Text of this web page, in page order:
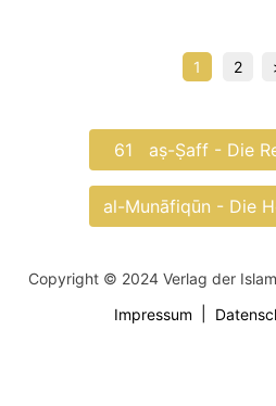
1 2
61 aṣ-Ṣaff - Die
al-Munāfiqūn - Die
Copyright © 2024 Verlag der
Impressum